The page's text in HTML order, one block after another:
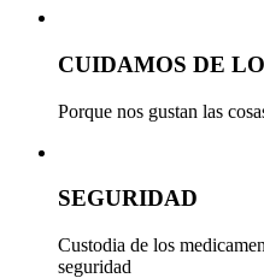
CUIDAMOS DE
Porque nos gustan las
SEGURIDAD
Custodia de los
seguridad